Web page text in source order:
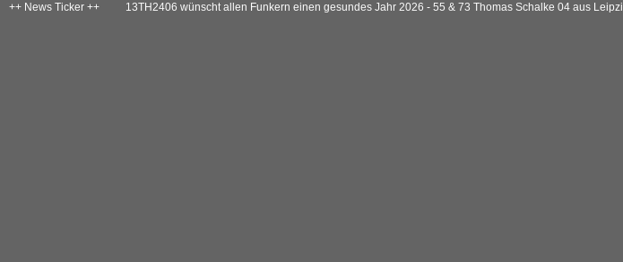
13TH2406 wünscht allen Funkern einen gesundes Jahr 2026 - 55 & 73 Thomas Schalke 04 aus Leipzig
++ News Ticker ++